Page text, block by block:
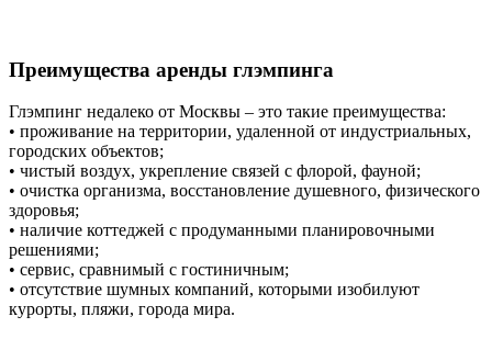
Преимущества аренды глэмпинга
Глэмпинг недалеко от Москвы – это такие преимущества:
• проживание на территории, удаленной от индустриальных,
городских объектов;
• чистый воздух, укрепление связей с флорой, фауной;
• очистка организма, восстановление душевного, физического
здоровья;
• наличие коттеджей с продуманными планировочными
решениями;
• сервис, сравнимый с гостиничным;
• отсутствие шумных компаний, которыми изобилуют
курорты, пляжи, города мира.